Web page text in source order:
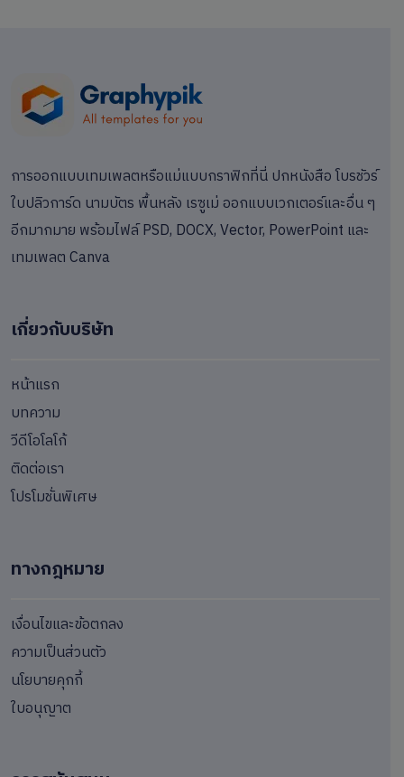
การออกแบบเทมเพลตหรือแม่แบบกราฟิกที่นี่ ปกหนังสือ โบรชัวร์
ใบปลิวการ์ด นามบัตร พื้นหลัง เรซูเม่ ออกแบบเวกเตอร์และอื่น ๆ
อีกมากมาย พร้อมไฟล์ PSD, DOCX, Vector, PowerPoint และ
เทมเพลต Canva
เกี่ยวกับบริษัท
หน้าแรก
บทความ
วีดีโอโลโก้
ติดต่อเรา
โปรโมชั่นพิเศษ
ทางกฎหมาย
เงื่อนไขและข้อตกลง
ความเป็นส่วนตัว
นโยบายคุกกี้
ใบอนุญาต